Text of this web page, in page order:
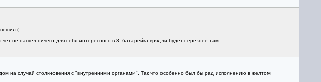
(
не нашел ничего для себя интересного в 3. батарейка врядли будет серезнее там.
на случай столкновения с "внутренними органами". Так что особенно был бы рад исполнению в желтом